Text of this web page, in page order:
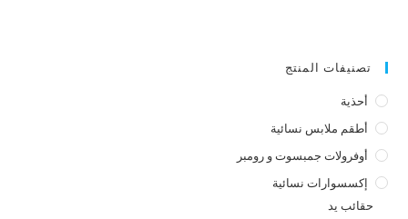
تصنيفات المنتج
أحذية
أطقم ملابس نسائية
أوفرولات جمبسوت و رومبر
إكسسوارات نسائية
حقائب يد